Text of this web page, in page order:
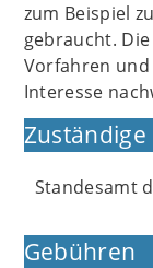
zum Beispiel
gebraucht.
Vorfahren
Interesse
Zuständige
Standesamt
Gebühren